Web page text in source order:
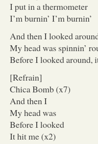
I put in a thermometer
I’m burnin’ I’m burnin’
And then I looked
My head was spinnin’
Before I looked around,
[Refrain]
Chica Bomb (x7)
And then I
My head was
Before I looked
It hit me (x2)